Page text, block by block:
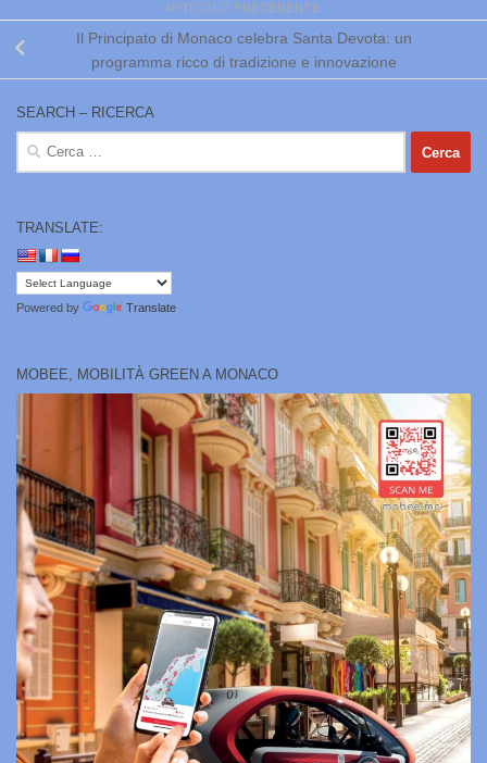
ARTICOLO PRECEDENTE
Il Principato di Monaco celebra Santa Devota: un
programma ricco di tradizione e innovazione
SEARCH – RICERCA
Ricerca
TRANSLATE:
Powered by Translate
MOBEE, MOBILITÀ GREEN A MONACO